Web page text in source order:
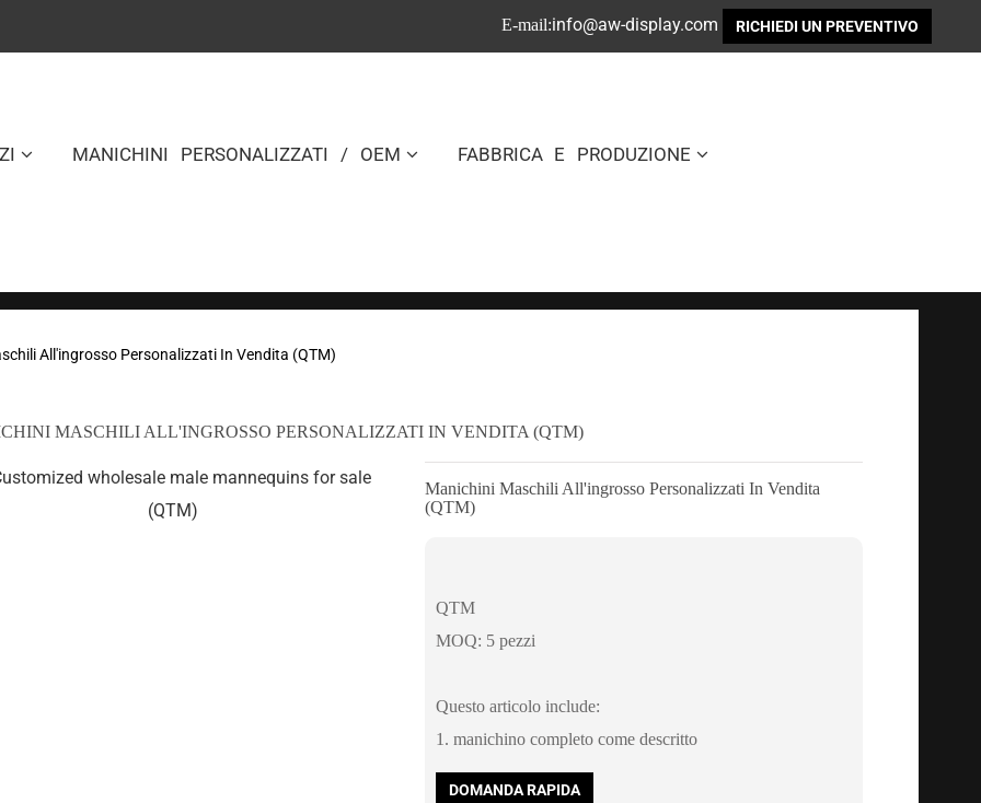
E-mail:info@aw-display.com RICHIEDI UN PREVENTIVO
MANICHINI PERSONALIZZATI / OEM FABBRICA E PRODUZIONE
All'ingrosso Personalizzati In Vendita (QTM)
MASCHILI ALL'INGROSSO PERSONALIZZATI IN VENDITA (QTM)
Manichini Maschili All'ingrosso Personalizzati In Vendita
(QTM)
QTM
MOQ: 5 pezzi
Questo articolo include:
1. manichino completo come descritto
DOMANDA RAPIDA